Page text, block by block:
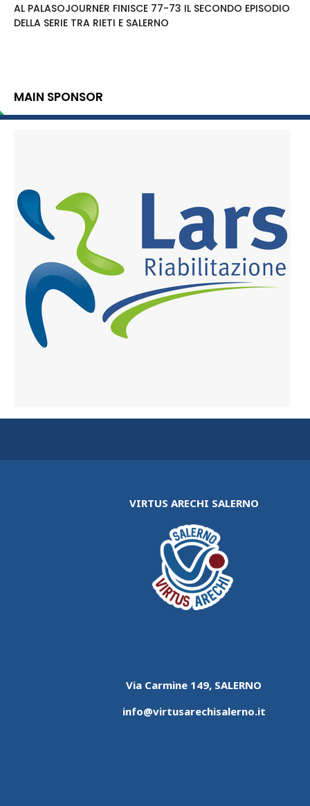
AL PALASOJOURNER FINISCE 77-73 IL SECONDO EPISODIO
DELLA SERIE TRA RIETI E SALERNO
MAIN SPONSOR
VIRTUS ARECHI SALERNO
Via Carmine 149, SALERNO
info@virtusarechisalerno.it